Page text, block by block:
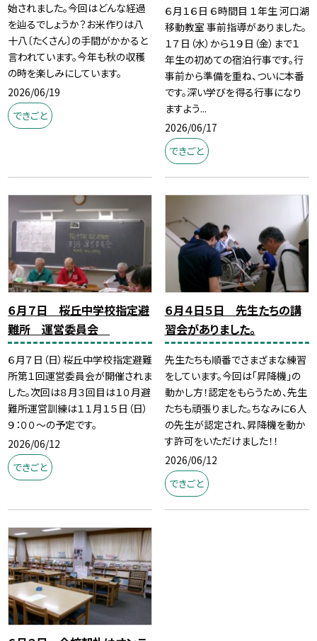
始されました。今回はどんな経過
を辿るでしょうか？お米作りは八
十八〔たくさん〕の手間がかかると
言われています。今年も秋の収穫
の時を楽しみにしています。
2026/06/19
できごと
６月１６日 ６時間目 １年生 河口湖
移動教室 事前指導がありました。
１７日（水）から１９日（金）まで１
年生の初めての宿泊行事です。行
事前から準備を重ね、ついに本番
です。深い学びを得る行事になり
ますよう...
2026/06/17
できごと
６月７日 桜丘中学校指定避
難所 運営委員会
６月７日（日）桜丘中学校指定避難
所第１回運営委員会が開催されま
した。次回は８月３回目は１０月避
難所運営訓練は１１月１５日（日）
９：００～の予定です。
2026/06/12
できごと
６月４日５日 先生たちの講
習会がありました。
先生たちも順番でさまざまな練習
をしています。今回は「昇降機」の
動かし方！認定をもらうため、先生
たちも頑張りました。ちなみに６人
の先生が認定され、昇降機を動か
す許可をいただけました！！
2026/06/12
できごと